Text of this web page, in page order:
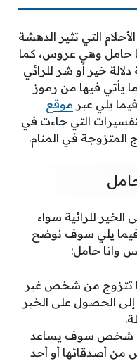
التي تثير الدهشة
حامل وهي عروس، كما
خير أو شر للرائي
يأتي فيها من رموز
يلي عبر موقع
التي جاءت في
في المنام.
الخير للرائية سواء
يلي سوف نوضح
وانا حامل:
تتزوج من شخص غير
إلى الحصول على الخير
شخص سوف يساعد
من أصدقائها أو أحد